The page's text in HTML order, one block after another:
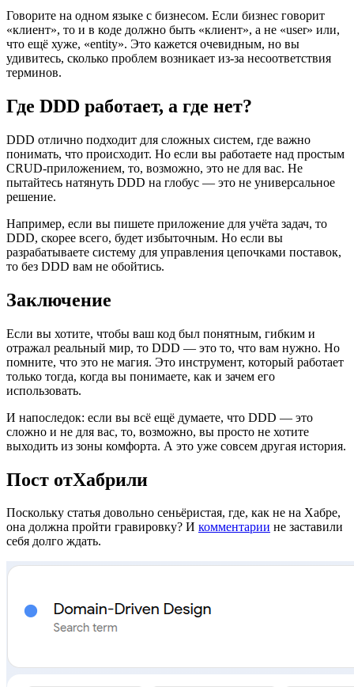
Говорите на одном языке с бизнесом. Если бизнес говорит
«клиент», то и в коде должно быть «клиент», а не «user» или,
что ещё хуже, «entity». Это кажется очевидным, но вы
удивитесь, сколько проблем возникает из-за несоответствия
терминов.
Где DDD работает, а где нет?
DDD отлично подходит для сложных систем, где важно
понимать, что происходит. Но если вы работаете над простым
CRUD-приложением, то, возможно, это не для вас. Не
пытайтесь натянуть DDD на глобус — это не универсальное
решение.
Например, если вы пишете приложение для учёта задач, то
DDD, скорее всего, будет избыточным. Но если вы
разрабатываете систему для управления цепочками поставок,
то без DDD вам не обойтись.
Заключение
Если вы хотите, чтобы ваш код был понятным, гибким и
отражал реальный мир, то DDD — это то, что вам нужно. Но
помните, что это не магия. Это инструмент, который работает
только тогда, когда вы понимаете, как и зачем его
использовать.
И напоследок: если вы всё ещё думаете, что DDD — это
сложно и не для вас, то, возможно, вы просто не хотите
выходить из зоны комфорта. А это уже совсем другая история.
Пост отХабрили
Поскольку статья довольно сеньёристая, где, как не на Хабре,
она должна пройти гравировку? И комментарии не заставили
себя долго ждать.